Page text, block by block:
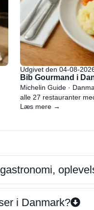
Udgivet den 04-08-
Bib Gourmand i
Michelin Guide ·
alle 27 restauranter
Læs mere →
i Danmark?